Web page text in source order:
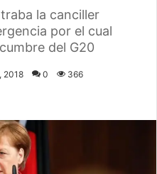
la canciller
por el cual
del G20
2018 0 366